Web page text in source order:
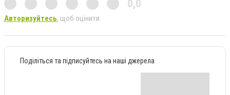
0,0
Авторизуйтесь, щоб оцінити
Поділіться та підписуйтесь на наші джерела